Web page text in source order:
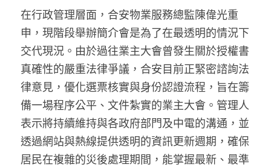
在行政管理層面，合安物業服務總監陳偉光重
申，現階段舉辦簡介會是為了在最透明的情況下
交代現況。由於過往業主大會曾發生關於授權書
真確性的嚴重法律爭議，合安目前正緊密諮詢法
律意見，優化選票核實與身份認證流程，旨在籌
備一場程序公平、文件紮實的業主大會。管理人
表示將持續維持與各政府部門及中電的溝通，並
透過網站與熱線提供透明的資訊更新週期，確保
居民在複雜的災後處理期間，能掌握最新、最準